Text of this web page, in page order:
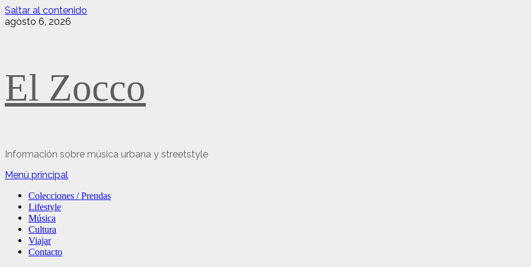
Saltar al contenido
agosto 6, 2026
El Zocco
Información sobre música urbana y streetstyle
Menú principal
Colecciones / Prendas
Lifestyle
Música
Cultura
Viajar
Contacto